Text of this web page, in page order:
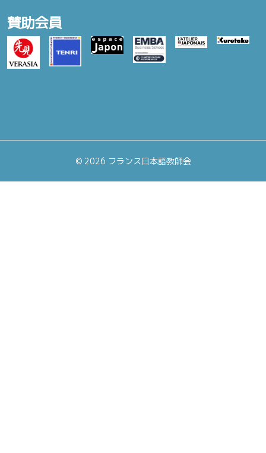
賛助会員
©2026 フランス日本語教師会